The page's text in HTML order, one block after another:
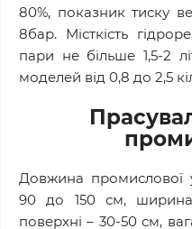
80%, показник тиску
8бар. Місткість
пари не більше 1,5-2
моделей від 0,8 до 2,5
Довжина промислової
90 до 150 см, ширина
поверхні – 30-50 см,